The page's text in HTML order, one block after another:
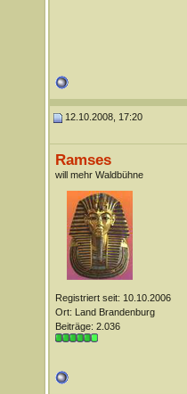
12.10.2008, 17:20
Ramses
will mehr Waldbühne
Registriert seit: 10.10.2006
Ort: Land Brandenburg
Beiträge: 2.036